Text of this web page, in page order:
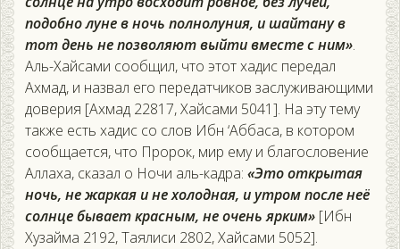
подобно луне в ночь полнолуния, и шайтану в
тот день не позволяют выйти вместе с ним».
Аль-Хайсами сообщил, что этот хадис передал
Ахмад, и назвал его передатчиков заслуживающими
доверия [Ахмад 22817, Хайсами 5041]. На эту тему
также есть хадис со слов Ибн ‘Аббаса, в котором
сообщается, что Пророк, мир ему и благословение
Аллаха, сказал о Ночи аль-кадра: «Это открытая
ночь, не жаркая и не холодная, и утром после неё
солнце бывает красным, не очень ярким» [Ибн
Хузайма 2192, Таялиси 2802, Хайсами 5052].